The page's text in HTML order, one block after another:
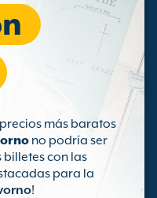
precios más baratos
no podría ser
billetes con las
para la
!